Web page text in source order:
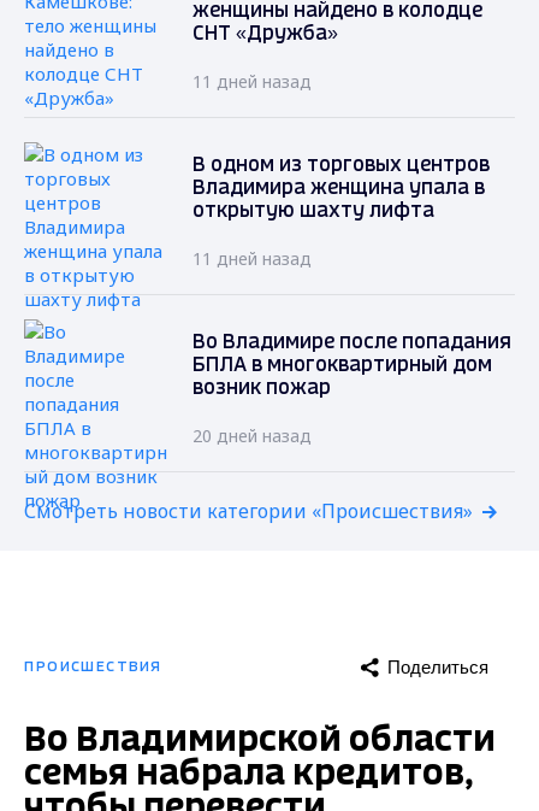
женщины найдено в колодце
СНТ «Дружба»
11 дней назад
В одном из торговых центров
Владимира женщина упала в
открытую шахту лифта
11 дней назад
Во Владимире после попадания
БПЛА в многоквартирный дом
возник пожар
20 дней назад
Смотреть новости категории «Происшествия»
ПРОИСШЕСТВИЯ Поделиться
Во Владимирской области
семья набрала кредитов,